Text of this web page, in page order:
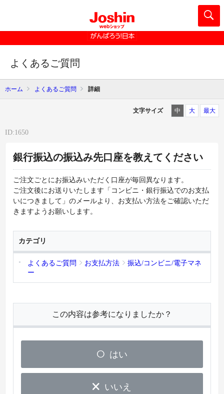
よくあるご質問
ホーム よくあるご質問 詳細
文字サイズ 中 大 最大
ID:1650
銀行振込の振込み先口座を教えてください
ご注文ごとにお振込みいただく口座が毎回異なります。
ご注文後にお送りいたします「コンビニ・銀行振込でのお支払
いにつきまして」のメールより、お支払い方法をご確認いただ
きますようお願いします。
カテゴリ
よくあるご質問 お支払方法
振込/コンビニ/電子マネ
ー
この内容は参考になりましたか？
はい
いいえ